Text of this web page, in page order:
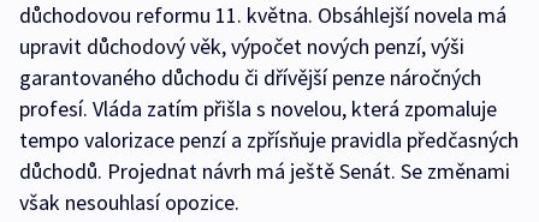
důchodovou reformu 11. května. Obsáhlejší novela má
upravit důchodový věk, výpočet nových penzí, výši
garantovaného důchodu či dřívější penze náročných
profesí. Vláda zatím přišla s novelou, která zpomaluje
tempo valorizace penzí a zpřísňuje pravidla předčasných
důchodů. Projednat návrh má ještě Senát. Se změnami
však nesouhlasí opozice.